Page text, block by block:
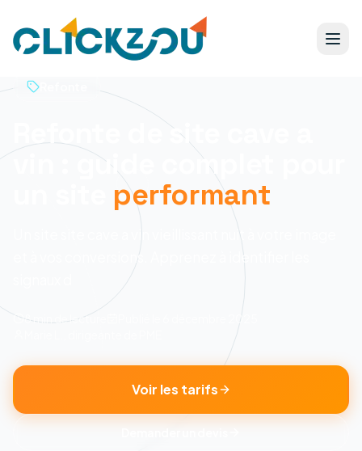
Refonte de site cave a
vin : guide complet pour
performant
Un site site cave a vin vieillissant nuit à votre image
et à vos conversions. Apprenez à identifier les
8 min de lecture
6 décembre 2025
Voir les tarifs